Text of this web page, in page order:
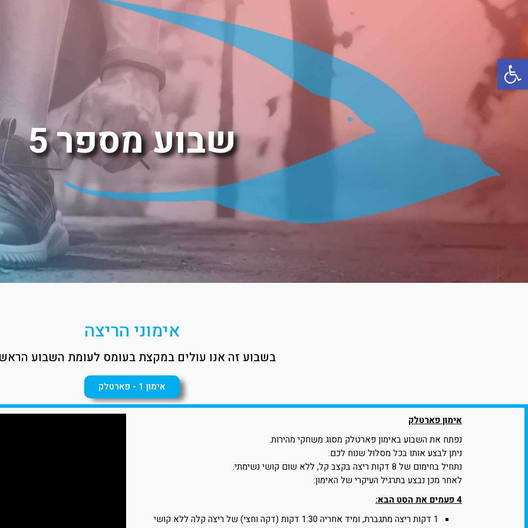
פתח סרגל נגישות
שבוע מספר 5
אימוני הריצה
בשבוע זה אנו עולים במקצת בעומס לעומת השבוע
אימון 1 - פארטלק
אימון פארטלק
נפתח את השבוע באימון פארטלק מסוג משחקי מהירות.
ניתן לבצע אותו בכל מסלול שנוח לכם.
נתחיל בחימום של 8 דקות ריצה בקצב קל, ללא שום קושי נשימתי.
לאחר מכן נבצע בתרגיל העיקרי של האימון:
4 פעמים את הסט הבא:
1 דקות ריצה מתגברת, ומיד אחריה 1:30 דקות (דקה וחצי) של ריצה קלה ללא קושי